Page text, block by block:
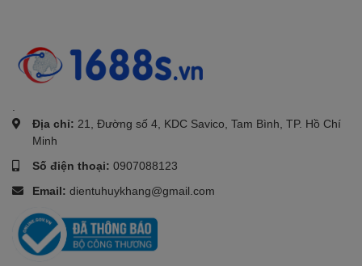
Địa chỉ: 21, Đường số 4, KDC Savico, Tam Bình, TP. Hồ Chí
Minh
Số điện thoại: 0907088123
Email: dientuhuykhang@gmail.com